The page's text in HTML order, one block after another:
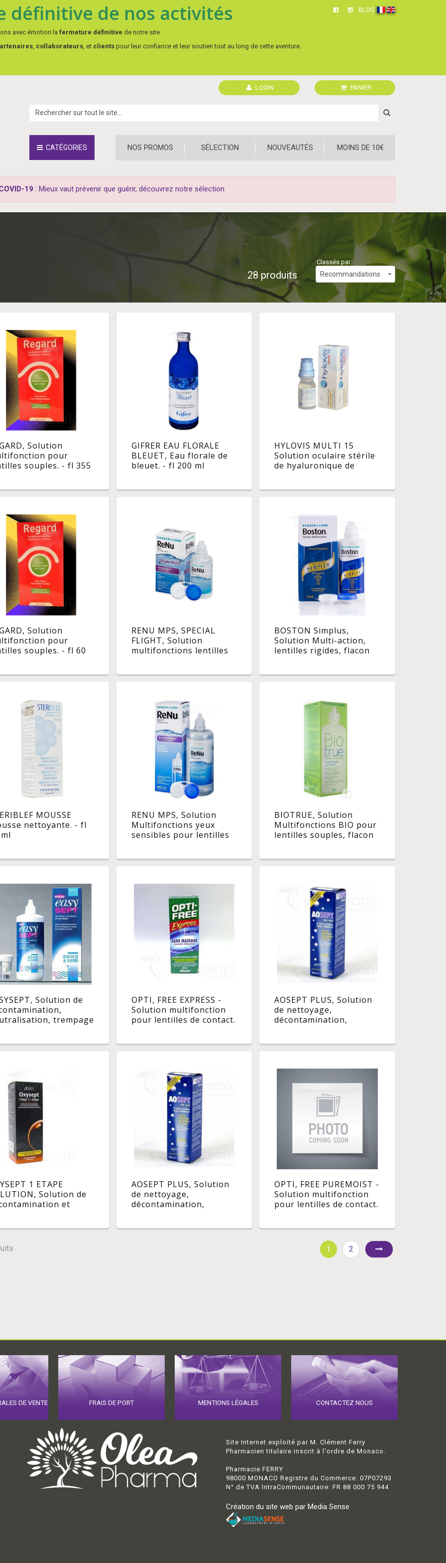
BLOG
définitive de nos activités
avec émotion la fermeture définitive de notre site.
, collaborateurs, et clients pour leur confiance et leur soutien tout au long de cette aventure.
LOGIN PANIER
CATÉGORIES NOS PROMOS SÉLECTION NOUVEAUTÉS MOINS DE 10€
19 : Mieux vaut prévenir que guérir, découvrez notre sélection
28 produits
Classés par:
Recommandations
Solution
pour
souples. - fl 355
GIFRER EAU FLORALE
BLEUET, Eau florale de
bleuet. - fl 200 ml
HYLOVIS MULTI 15
Solution oculaire stérile
de hyaluronique de
Solution
pour
souples. - fl 60
RENU MPS, SPECIAL
FLIGHT, Solution
multifonctions lentilles
BOSTON Simplus,
Solution Multi-action,
lentilles rigides, flacon
MOUSSE
nettoyante. - fl
RENU MPS, Solution
Multifonctions yeux
sensibles pour lentilles
BIOTRUE, Solution
Multifonctions BIO pour
lentilles souples, flacon
Solution de
trempage
OPTI, FREE EXPRESS -
Solution multifonction
pour lentilles de contact.
AOSEPT PLUS, Solution
de nettoyage,
décontamination,
1 ETAPE
Solution de
et
AOSEPT PLUS, Solution
de nettoyage,
décontamination,
OPTI, FREE PUREMOIST -
Solution multifonction
pour lentilles de contact.
1 2
DE VENTE FRAIS DE PORT MENTIONS LÉGALES CONTACTEZ NOUS
Site Internet exploité par M. Clément Ferry
Pharmacien titulaire inscrit à l'ordre de Monaco.
Pharmacie FERRY
98000 MONACO Registre du Commerce: 07P07293
N° de TVA IntraCommunautaire: FR 88 000 75 944
Création du site web par Media Sense